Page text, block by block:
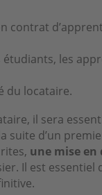
contrat
les
du locataire.
il sera
suite d’un
une mise en
Il est essentiel